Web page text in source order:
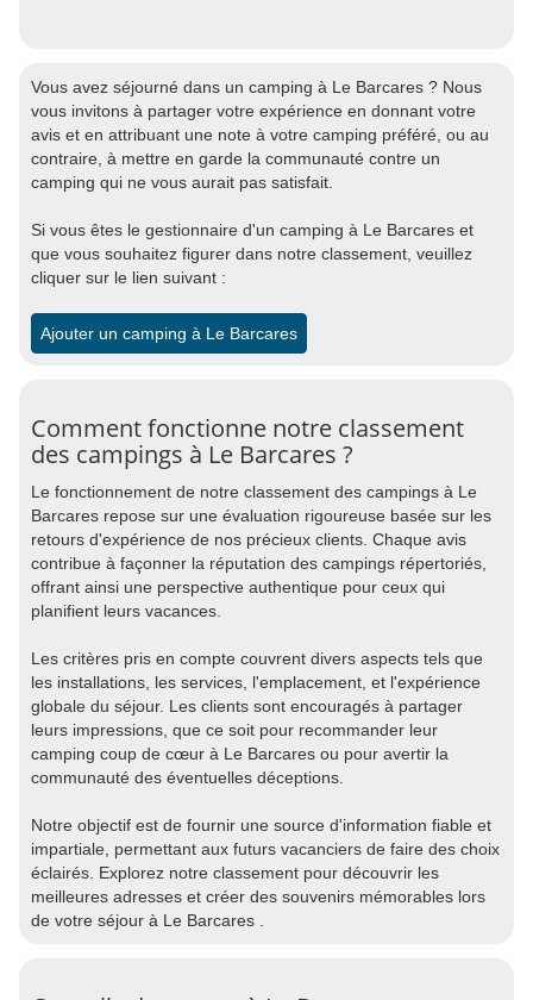
Vous avez séjourné dans un camping à Le Barcares ? Nous
vous invitons à partager votre expérience en donnant votre
avis et en attribuant une note à votre camping préféré, ou au
contraire, à mettre en garde la communauté contre un
camping qui ne vous aurait pas satisfait.
Si vous êtes le gestionnaire d'un camping à Le Barcares et
que vous souhaitez figurer dans notre classement, veuillez
cliquer sur le lien suivant :
Ajouter un camping à Le Barcares
Comment fonctionne notre classement
des campings à Le Barcares ?
Le fonctionnement de notre classement des campings à Le
Barcares repose sur une évaluation rigoureuse basée sur les
retours d'expérience de nos précieux clients. Chaque avis
contribue à façonner la réputation des campings répertoriés,
offrant ainsi une perspective authentique pour ceux qui
planifient leurs vacances.
Les critères pris en compte couvrent divers aspects tels que
les installations, les services, l'emplacement, et l'expérience
globale du séjour. Les clients sont encouragés à partager
leurs impressions, que ce soit pour recommander leur
camping coup de cœur à Le Barcares ou pour avertir la
communauté des éventuelles déceptions.
Notre objectif est de fournir une source d'information fiable et
impartiale, permettant aux futurs vacanciers de faire des choix
éclairés. Explorez notre classement pour découvrir les
meilleures adresses et créer des souvenirs mémorables lors
de votre séjour à Le Barcares .